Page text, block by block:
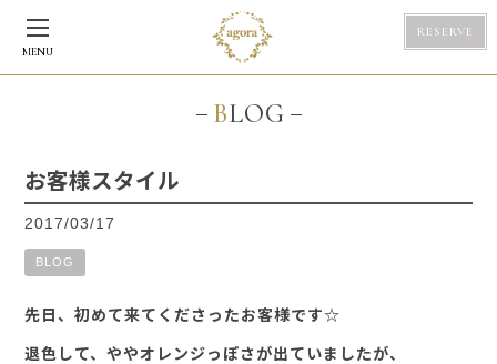
MENU
RESERVE
BLOG
お客様スタイル
2017/03/17
BLOG
先日、初めて来てくださったお客様です☆
退色して、ややオレンジっぽさが出ていましたが、